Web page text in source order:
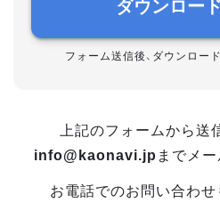
ダウンロー
フォーム送信後、ダウンロー
上記のフォームから送
info@kaonavi.jp までメ
お電話でのお問い合わせ